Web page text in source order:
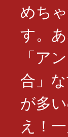
めち
す。
「ア
合」
が多
え！